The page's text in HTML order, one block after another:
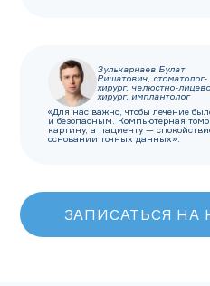
Зулькарнаев Булат
Ришатович, стоматолог-
хирург, челюстно-
хирург, имплантолог
«Для нас важно, чтобы лечение
и безопасным. Компьютерная
картину, а пациенту —
основании точных данных».
ЗАПИСАТЬСЯ НА